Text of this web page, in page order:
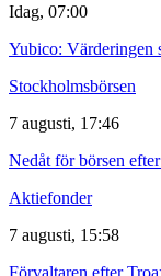
Idag, 07:00
Yubico: Värderingen
Stockholmsbörsen
7 augusti, 17:46
Nedåt för börsen
Aktiefonder
7 augusti, 15:58